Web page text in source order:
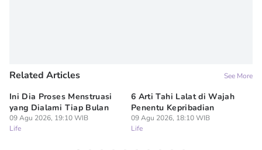
Related Articles See More
Ini Dia Proses Menstruasi
yang Dialami Tiap Bulan
09 Agu 2026, 19:10 WIB
Life
6 Arti Tahi Lalat di Wajah
Penentu Kepribadian
09 Agu 2026, 18:10 WIB
Life